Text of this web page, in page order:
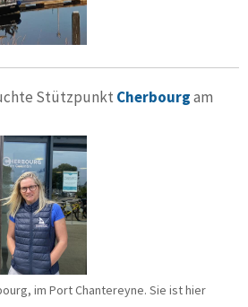
Stützpunkt Cherbourgam
im Port Chantereyne. Sie ist hier